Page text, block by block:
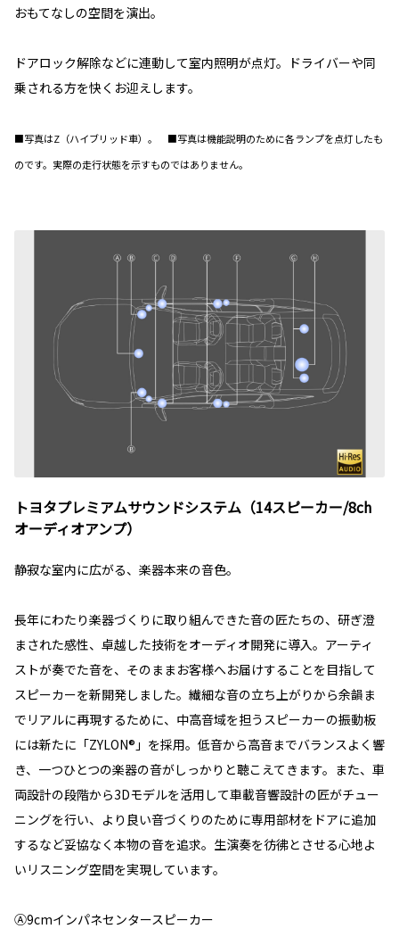
おもてなしの空間を演出。
ドアロック解除などに連動して室内照明が点灯。ドライバーや同
乗される方を快くお迎えします。
■写真はZ（ハイブリッド車）。 ■写真は機能説明のために各ランプを点灯したも
のです。実際の走行状態を示すものではありません。
トヨタプレミアムサウンドシステム（14スピーカー/8ch
オーディオアンプ）
静寂な室内に広がる、楽器本来の音色。
長年にわたり楽器づくりに取り組んできた音の匠たちの、研ぎ澄
まされた感性、卓越した技術をオーディオ開発に導入。アーティ
ストが奏でた音を、そのままお客様へお届けすることを目指して
スピーカーを新開発しました。繊細な音の立ち上がりから余韻ま
でリアルに再現するために、中高音域を担うスピーカーの振動板
には新たに「ZYLON®」を採用。低音から高音までバランスよく響
き、一つひとつの楽器の音がしっかりと聴こえてきます。また、車
両設計の段階から3Dモデルを活用して車載音響設計の匠がチュー
ニングを行い、より良い音づくりのために専用部材をドアに追加
するなど妥協なく本物の音を追求。生演奏を彷彿とさせる心地よ
いリスニング空間を実現しています。
Ⓐ9cmインパネセンタースピーカー